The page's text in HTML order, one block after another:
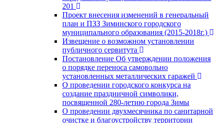
201
Проект внесения изменений в генеральный
план и ПЗЗ Зиминского городского
муниципального образования (2015-2018г.)
Извещение о возможном установлении
публичного сервитута
Постановление Об утверждении положения
о порядке переноса самовольно
установленных металлических гаражей
О проведении городского конкурса на
создание праздничной символики,
посвященной 280-летию города Зимы
О проведении двухмесячника по санитарной
очистке и благоустройству территории